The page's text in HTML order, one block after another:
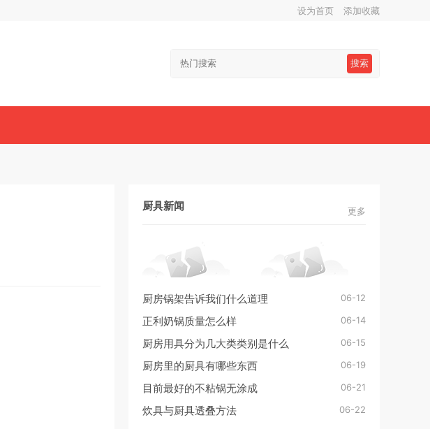
设为首页 添加收藏
搜索
厨具新闻 更多
厨房锅架告诉我们什么道理 06-12
正利奶锅质量怎么样 06-14
厨房用具分为几大类类别是什么 06-15
厨房里的厨具有哪些东西 06-19
目前最好的不粘锅无涂成 06-21
炊具与厨具透叠方法 06-22